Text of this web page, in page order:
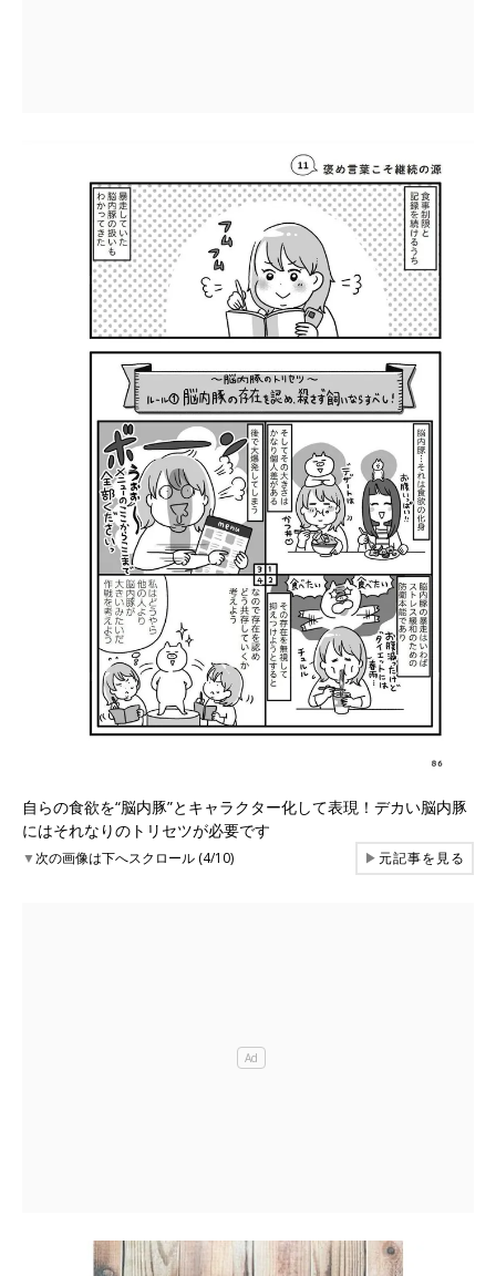
自らの食欲を“脳内豚”とキャラクター化して表現！デカい脳内豚
にはそれなりのトリセツが必要です
▼次の画像は下へスクロール (4/10) ▶元記事を見る